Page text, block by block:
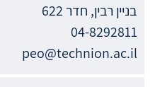
בניין רבין, חדר 622
04-8292811
peo@technion.ac.il